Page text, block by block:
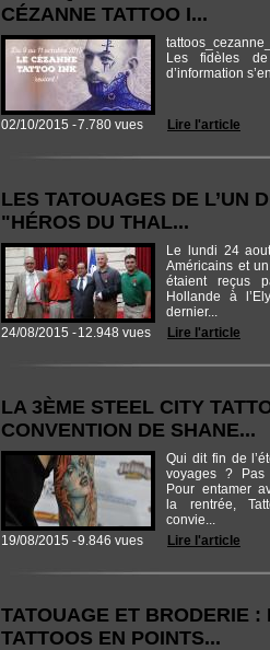
CÉZANNE TATTOO I...
Les fidèles
d’information
02/10/2015 -7.780 vues Lire l'article
LES TATOUAGES DE L’UN
"HÉROS DU THAL...
Le lundi 24
Américains et
étaient reçus
Hollande à
dernier...
24/08/2015 -12.948 vues Lire l'article
LA 3ÈME STEEL CITY
CONVENTION DE SHANE...
Qui dit fin de
voyages ? Pas
Pour entamer
la rentrée,
convie...
19/08/2015 -9.846 vues Lire l'article
TATOUAGE ET BRODERIE :
TATTOOS EN POINTS...